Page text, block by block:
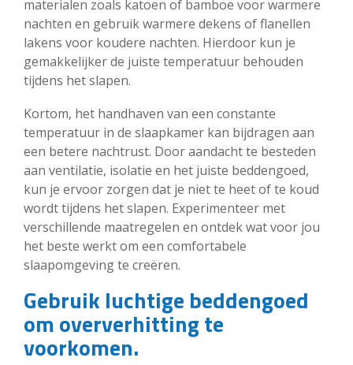
materialen zoals katoen of bamboe voor warmere
nachten en gebruik warmere dekens of flanellen
lakens voor koudere nachten. Hierdoor kun je
gemakkelijker de juiste temperatuur behouden
tijdens het slapen.
Kortom, het handhaven van een constante
temperatuur in de slaapkamer kan bijdragen aan
een betere nachtrust. Door aandacht te besteden
aan ventilatie, isolatie en het juiste beddengoed,
kun je ervoor zorgen dat je niet te heet of te koud
wordt tijdens het slapen. Experimenteer met
verschillende maatregelen en ontdek wat voor jou
het beste werkt om een comfortabele
slaapomgeving te creëren.
Gebruik luchtige beddengoed
om oververhitting te
voorkomen.